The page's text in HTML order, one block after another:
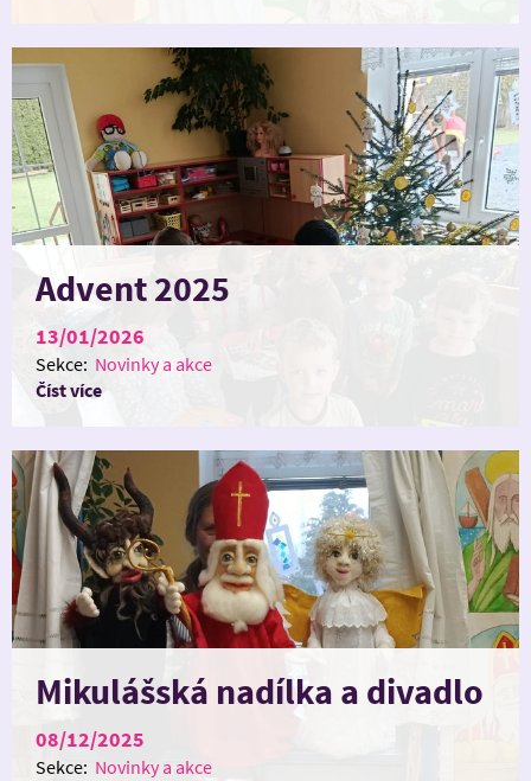
Advent 2025
13/01/2026
Sekce: Novinky a akce
Číst více
Mikulášská nadílka a divadlo
Koník
08/12/2025
Sekce: Novinky a akce